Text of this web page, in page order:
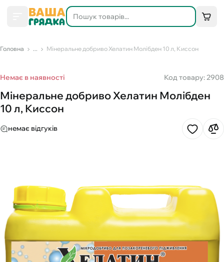
Головна ... Мінеральне добриво Хелатин Молібден 10 л, Киссон
Немає в наявності Код товару: 2908
Мінеральне добриво Хелатин Молібден
10 л, Киссон
немає відгуків